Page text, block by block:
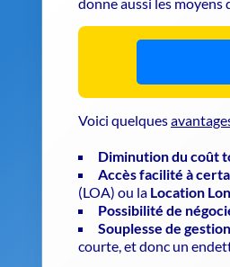
Voici quelques
Diminution du coût
Accès facilité à
(LOA) ou la Location
Possibilité de
Souplesse de gestion
courte, et donc un